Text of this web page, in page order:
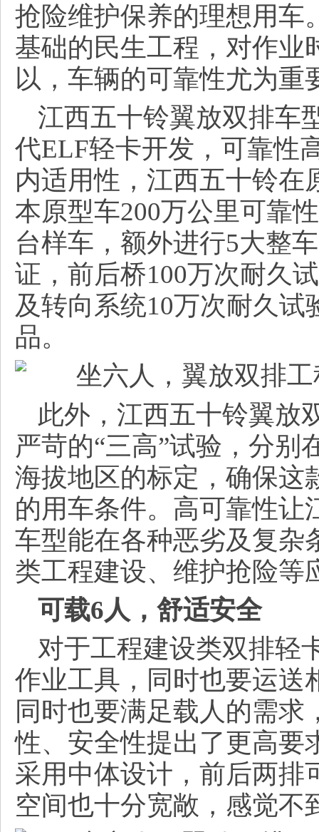
抢险维护保养的理想用车
基础的民生工程，对作业
以，车辆的可靠性尤为重
江西五十铃翼放双排车
代ELF轻卡开发，可靠性
内适用性，江西五十铃在
本原型车200万公里可靠
台样车，额外进行5大整
证，前后桥100万次耐久
及转向系统10万次耐久
品。
此外，江西五十铃翼放
严苛的“三高”试验，分别
海拔地区的标定，确保这
的用车条件。高可靠性让
车型能在各种恶劣及复杂
类工程建设、维护抢险等
可载6人，舒适安全
对于工程建设类双排轻
作业工具，同时也要运送
同时也要满足载人的需
性、安全性提出了更高要
采用中体设计，前后两排
空间也十分宽敞，感觉不